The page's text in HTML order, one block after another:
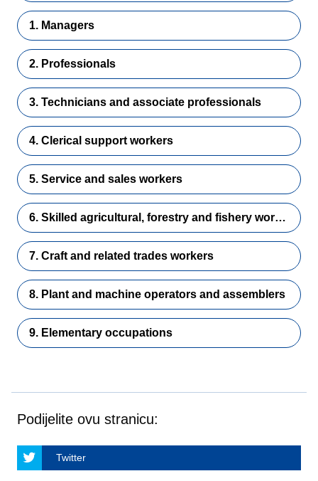
1. Managers
2. Professionals
3. Technicians and associate professionals
4. Clerical support workers
5. Service and sales workers
6. Skilled agricultural, forestry and fishery workers
7. Craft and related trades workers
8. Plant and machine operators and assemblers
9. Elementary occupations
Podijelite ovu stranicu:
Twitter